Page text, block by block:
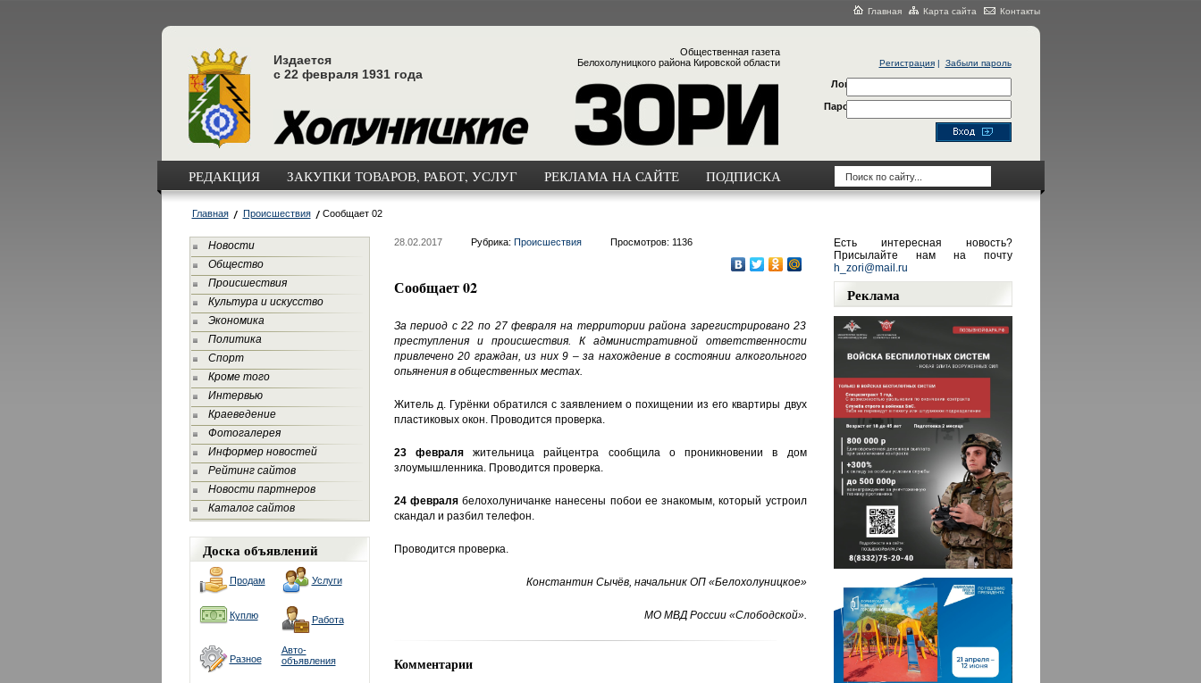
Главная Карта сайта Контакты
Издается
с 22 февраля 1931 года
Общественная газета
Белохолуницкого района Кировской области
Регистрация| Забыли пароль
Логин
Пароль
РЕДАКЦИЯ ЗАКУПКИ ТОВАРОВ, РАБОТ, УСЛУГ РЕКЛАМА НА САЙТЕ ПОДПИСКА
Главная Происшествия Сообщает 02
Новости
Общество
Происшествия
Культура и искусство
Экономика
Политика
Спорт
Кроме того
Интервью
Краеведение
Фотогалерея
Информер новостей
Рейтинг сайтов
Новости партнеров
Каталог сайтов
Доска объявлений
Продам Услуги
Куплю Работа
Разное
Авто-
объявления
28.02.2017 Рубрика: Происшествия Просмотров: 1136
Сообщает 02
За период с 22 по 27 февраля на территории района зарегистрировано 23
преступления и происшествия. К административной ответственности
привлечено 20 граждан, из них 9 – за нахождение в состоянии алкогольного
опьянения в общественных местах.
Житель д. Гурёнки обратился с заявлением о похищении из его квартиры двух
пластиковых окон. Проводится проверка.
23 февраляжительница райцентра сообщила о проникновении в дом
злоумышленника. Проводится проверка.
24 февралябелохолуничанке нанесены побои ее знакомым, который устроил
скандал и разбил телефон.
Проводится проверка.
Константин Сычёв, начальник ОП «Белохолуницкое»
МО МВД России «Слободской».
Комментарии
Есть интересная новость?
Присылайте нам на почту
h_zori@mail.ru
Реклама